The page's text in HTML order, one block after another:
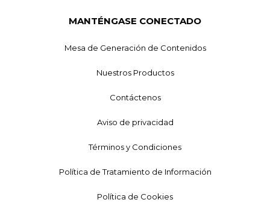
MANTÉNGASE CONECTADO
Mesa de Generación de Contenidos
Nuestros Productos
Contáctenos
Aviso de privacidad
Términos y Condiciones
Política de Tratamiento de Información
Política de Cookies